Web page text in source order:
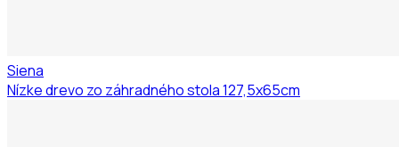
Siena
Nízke drevo zo záhradného stola 127,5x65cm